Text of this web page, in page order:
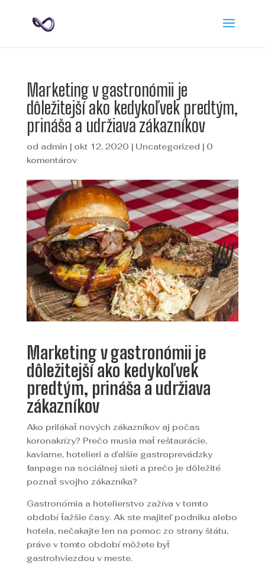
Marketing v gastronómii je
dôležitejší ako kedykoľvek predtým,
prináša a udržiava zákazníkov
od admin | okt 12, 2020 | Uncategorized | 0
komentárov
Marketing v gastronómii je
dôležitejší ako kedykoľvek
predtým, prináša a udržiava
zákazníkov
Ako prilákať nových zákazníkov aj počas
koronakrízy? Prečo musia mať reštaurácie,
kaviarne, hotelieri a ďalšie gastroprevádzky
fanpage na sociálnej sieti a prečo je dôležité
poznať svojho zákazníka?
Gastronómia a hotelierstvo zažíva v tomto
období ťažšie časy. Ak ste majiteľ podniku alebo
hotela, nečakajte len na pomoc zo strany štátu,
práve v tomto období môžete byť
gastrohviezdou v meste.